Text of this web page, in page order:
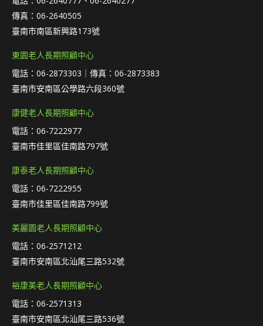
傳真：06-2640505
臺南市南區新興路173號
東園老人長期照顧中心
電話：06-2873303｜傳真：06-2873383
臺南市安南區公學路六段360號
康健老人長期照顧中心
電話：06-7222977
臺南市佳里區佳南路797號
康泰老人長期照顧中心
電話：06-7222955
臺南市佳里區佳南路799號
美麗園老人長期照顧中心
電話：06-2571212
臺南市安南區北汕尾三路532號
裕康美老人長期照顧中心
電話：06-2571313
臺南市安南區北汕尾三路536號